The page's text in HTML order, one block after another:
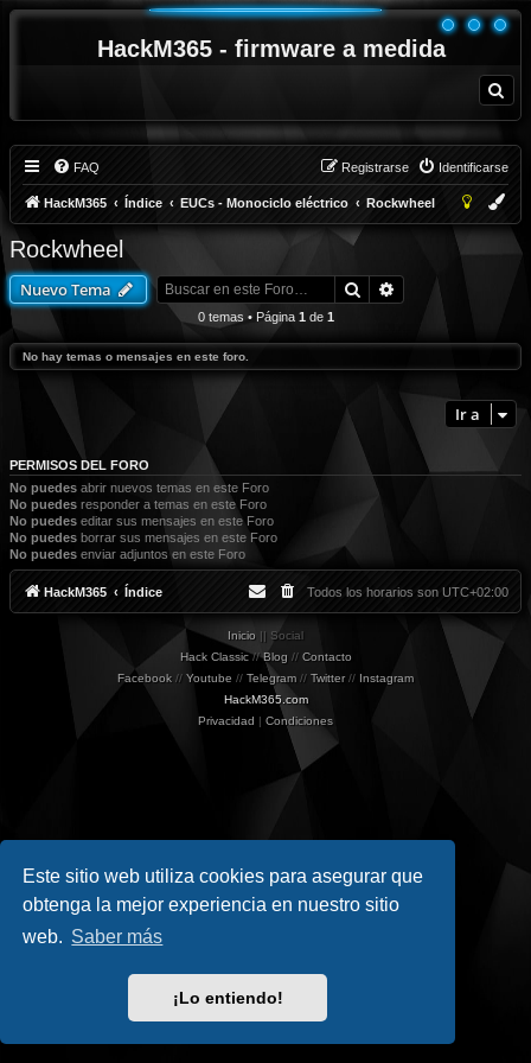
Este sitio web utiliza cookies para asegurar que
obtenga la mejor experiencia en nuestro sitio
web. Saber más
¡Lo entiendo!
HackM365 - firmware a medida
u
FAQ Identificarse
Registrarse
HackM365 Índice EUCs - Monociclo eléctrico Rockwheel
Rockwheel
Nuevo Tema Buscar
0 temas • Página 1 de 1
No hay temas o mensajes en este foro.
Ir a
PERMISOS DEL FORO
No puedes abrir nuevos temas en este Foro
No puedes responder a temas en este Foro
No puedes editar sus mensajes en este Foro
No puedes borrar sus mensajes en este Foro
No puedes enviar adjuntos en este Foro
HackM365 Índice Todos los horarios son UTC+02:00
Inicio || Social
Hack Classic//Blog // Contacto
Facebook // Youtube // Telegram // Twitter// Instagram
HackM365.com
Privacidad | Condiciones